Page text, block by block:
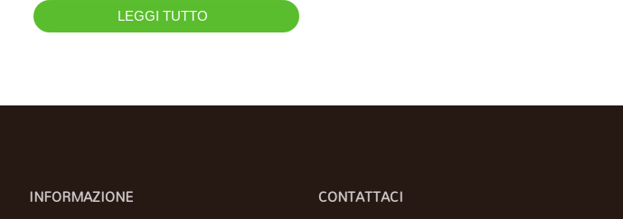
LEGGI TUTTO
INFORMAZIONE CONTATTACI